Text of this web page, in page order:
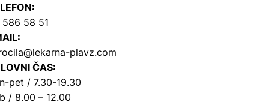
586 58 51
plavz.com
ČAS:
pet / 7.30-19.30
/ 8.00 – 12.00